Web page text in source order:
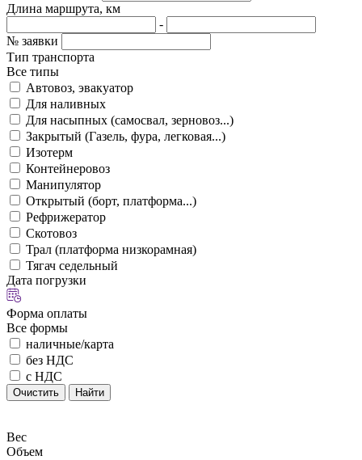
Длина маршрута, км
-
№ заявки
Тип транспорта
Все типы
Автовоз, эвакуатор
Для наливных
Для насыпных (самосвал, зерновоз...)
Закрытый (Газель, фура, легковая...)
Изотерм
Контейнеровоз
Манипулятор
Открытый (борт, платформа...)
Рефрижератор
Скотовоз
Трал (платформа низкорамная)
Тягач седельный
Дата погрузки
Форма оплаты
Все формы
наличные/карта
без НДС
с НДС
Очистить Найти
Вес
Объем